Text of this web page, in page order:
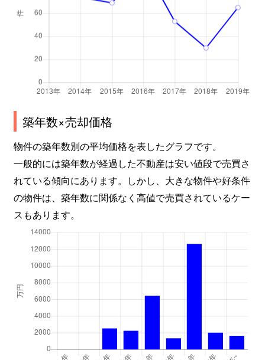
築年数×売却価格
物件の築年数別の平均価格を表したグラフです。
一般的には築年数が経過した不動産は安い値段で売買さ
れている傾向にあります。しかし、大きな物件や好条件
の物件は、築年数に関係なく高値で売買されているケー
スもあります。